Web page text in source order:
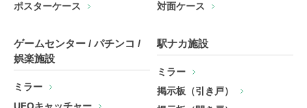
ポスターケース
対面ケース
ゲームセンター / パチンコ /
娯楽施設
ミラー
駅ナカ施設
ミラー
掲示板（引き戸）